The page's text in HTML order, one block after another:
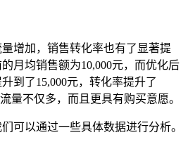
增加，销售转化率也有了显著提
月均销售额为10,000元，而优化后
到了15,000元，转化率提升了
量不仅多，而且更具有购买意愿。
可以通过一些具体数据进行分析。